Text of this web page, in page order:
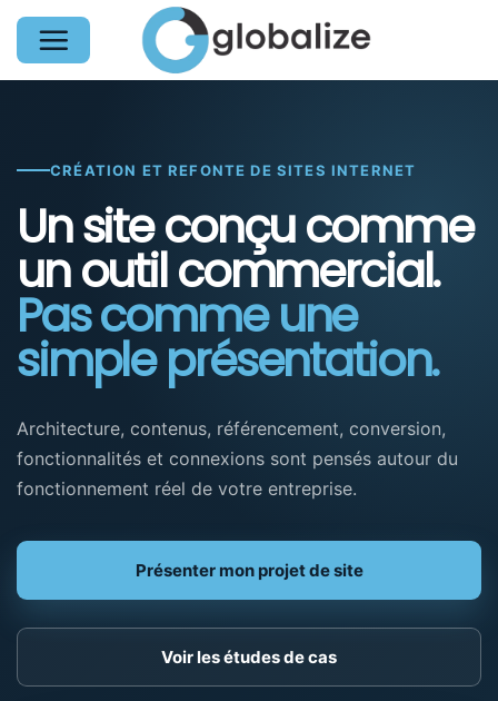
Passer
contenu
CRÉATION ET REFONTE DE SITES INTERNET
Un site conçu comme
un outil commercial.
Pas comme une
simple présentation.
Architecture, contenus, référencement, conversion,
fonctionnalités et connexions sont pensés autour du
fonctionnement réel de votre entreprise.
Présenter mon projet de site
Voir les études de cas